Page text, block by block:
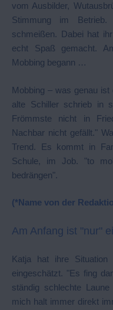
vom Ausbilder,
Stimmung im
schmeißen. Dabei hat
echt Spaß gemacht.
Mobbing begann …
Mobbing – was genau
alte Schiller schrieb in
Frömmste nicht in
Nachbar nicht gefällt."
Trend. Es kommt in
Schule, im Job. "to
bedrängen".
(*Name von der
Am Anfang ist "nur"
Katja hat ihre Situation
eingeschätzt. "Es fing
ständig schlechte
mich halt immer direkt